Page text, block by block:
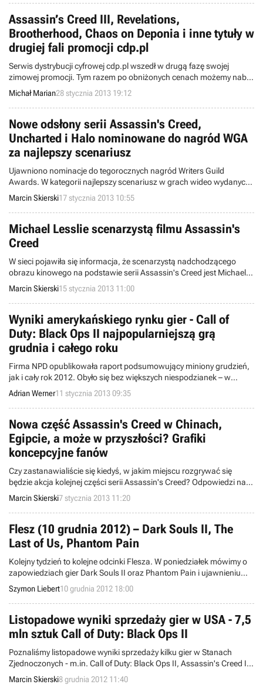
ona dalej inwestować we flagową markę.
Assassin’s Creed III, Revelations,
Brootherhood, Chaos on Deponia i inne tytuły w
drugiej fali promocji cdp.pl
Serwis dystrybucji cyfrowej cdp.pl wszedł w drugą fazę swojej
zimowej promocji. Tym razem po obniżonych cenach możemy nabyć
aż 31 produktów. W ofercie dostępne są m.in. Assassin's Creed III,
Assassin's Creed: Revelations, Assassin's Creed: Brotherhood,
Chaos on Deponia i wiele innych.
Michał Marian28 stycznia 2013 19:12
Nowe odsłony serii Assassin's Creed,
Uncharted i Halo nominowane do nagród WGA
za najlepszy scenariusz
Ujawniono nominacje do tegorocznych nagród Writers Guild
Awards. W kategorii najlepszy scenariusz w grach wideo wydanych
w 2012 roku powalczą takie tytuły jak Assassin’s Creed III,
Assassin’s Creed III: Liberation, Halo 4, czy Uncharted: Złota
Otchłań.
Marcin Skierski17 stycznia 2013 10:55
Michael Lesslie scenarzystą filmu Assassin's
Creed
W sieci pojawiła się informacja, że scenarzystą nadchodzącego
obrazu kinowego na podstawie serii Assassin's Creed jest Michael
Lesslie. Nazwisko może niewiele mówić przeciętnemu odbiorcy, bo
Lesslie do tej pory specjalizował się głównie w pisaniu scenariuszy
do filmów krótkometrażowych.
Marcin Skierski15 stycznia 2013 11:00
Wyniki amerykańskiego rynku gier - Call of
Duty: Black Ops II najpopularniejszą grą
grudnia i całego roku
Firma NPD opublikowała raport podsumowujący miniony grudzień,
jak i cały rok 2012. Obyło się bez większych niespodzianek – w
Stanach Zjednoczonych gra Call of Duty: Black Ops II zdeklasowała
konkurencję, ale jednocześnie nie była w stanie ochronić całego
rynku przed sporym spadkiem przychodów.
Adrian Werner11 stycznia 2013 09:35
Nowa część Assassin's Creed w Chinach,
Egipcie, a może w przyszłości? Grafiki
koncepcyjne fanów
Czy zastanawialiście się kiedyś, w jakim miejscu rozgrywać się
będzie akcja kolejnej części serii Assassin's Creed? Odpowiedzi na
to pytanie szuka wielu fanów, a niektórzy z nich podjęli się nawet
wykonania grafik koncepcyjnych przedstawiających ich wizje.
Marcin Skierski7 stycznia 2013 11:20
Flesz (10 grudnia 2012) – Dark Souls II, The
Last of Us, Phantom Pain
Kolejny tydzień to kolejne odcinki Flesza. W poniedziałek mówimy o
zapowiedziach gier Dark Souls II oraz Phantom Pain i ujawnieniu
dokładnej daty premiery The Last of Us.
Szymon Liebert10 grudnia 2012 18:00
Listopadowe wyniki sprzedaży gier w USA - 7,5
mln sztuk Call of Duty: Black Ops II
Poznaliśmy listopadowe wyniki sprzedaży kilku gier w Stanach
Zjednoczonych - m.in. Call of Duty: Black Ops II, Assassin's Creed III,
czy Halo 4. Kolejna odsłona popularnej serii strzelanin wydawanych
przez firmę Activision tradycyjnie zdeklasowała konkurencję.
Marcin Skierski8 grudnia 2012 11:40